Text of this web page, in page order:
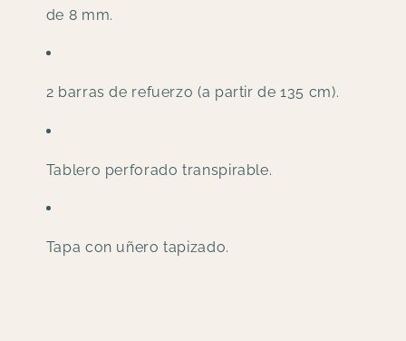
de 8 mm.
2 barras de refuerzo (a partir de 135 cm).
Tablero perforado transpirable.
Tapa con uñero tapizado.